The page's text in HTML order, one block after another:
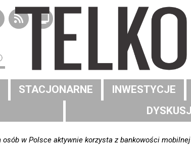
STACJONARNE INWESTYCJE
osób w Polsce aktywnie korzysta z bankowości mobilnej